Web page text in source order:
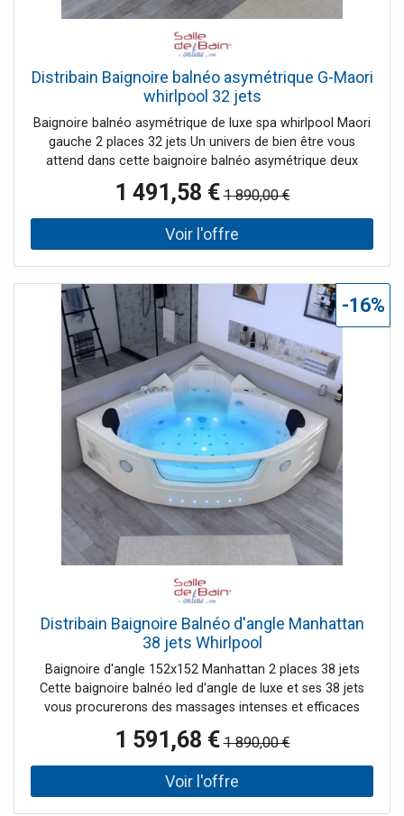
Distribain Baignoire balnéo asymétrique G-Maori
whirlpool 32 jets
Baignoire balnéo asymétrique de luxe spa whirlpool Maori
gauche 2 places 32 jets Un univers de bien être vous
attend dans cette baignoire balnéo asymétrique deux
place. Vous profiterez de 32 jets pour des massages
mêlant eau et air tantôt relaxants tantôt dynamisants. Le
régulateur de pression des jets, venturi, vous permettra de
régler l'intensité des massages pour un bain personnalisé.
1 491,58 € 1 890,00 €
Distribain Baignoire Balnéo d'angle Manhattan
38 jets Whirlpool
Baignoire d'angle 152x152 Manhattan 2 places 38 jets
Cette baignoire balnéo led d'angle de luxe et ses 38 jets
vous procurerons des massages intenses et efficaces
leds en façade lui donnent un style moderne. Le + : Le bac
de rangement de cette baignoire balnéo à led vous
permet de garder vos produits de toilettes ou serviettes
toujours à portée de main !
1 591,68 € 1 890,00 €
-16%